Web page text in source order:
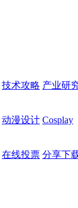
技术攻略 产业研
动漫设计 Cosplay
在线投票 分享下